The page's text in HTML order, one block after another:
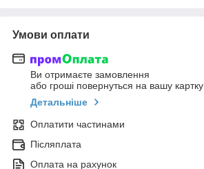
Умови оплати
Ви отримаєте замовлення
або гроші повернуться на вашу картку
Детальніше
Оплатити частинами
Післяплата
Оплата на рахунок